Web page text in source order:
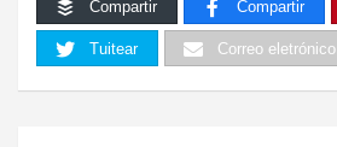
Compartir Compartir
Tuitear Correo eletrónico